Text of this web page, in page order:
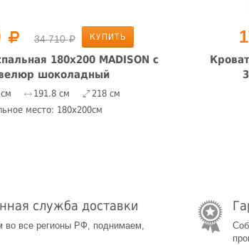
34 710 КУПИТЬ
180х200 MADISON с
шоколадный
191.8 см
218 см
место: 180x200см
служба доставки
во все регионы РФ, поднимаем,